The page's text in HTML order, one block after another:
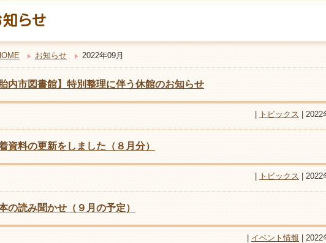
お知らせ 2022年09月
胎内市図書館】特別整理に伴う休館のお知らせ
トピックス | 2022
資料の更新をしました（８月分）
トピックス | 2022
の読み聞かせ（９月の予定）
イベント情報 | 2022